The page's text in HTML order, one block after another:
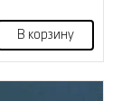
В корзину